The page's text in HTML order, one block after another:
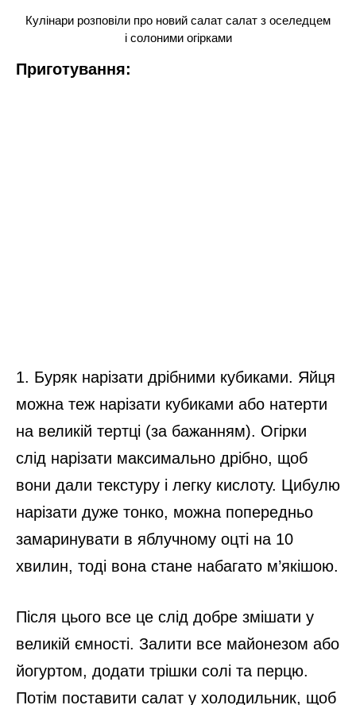
Кулінари розповіли про новий салат салат з оселедцем
і солоними огірками
Приготування:
1. Буряк нарізати дрібними кубиками. Яйця
можна теж нарізати кубиками або натерти
на великій тертці (за бажанням). Огірки
слід нарізати максимально дрібно, щоб
вони дали текстуру і легку кислоту. Цибулю
нарізати дуже тонко, можна попередньо
замаринувати в яблучному оцті на 10
хвилин, тоді вона стане набагато м’якішою.
Після цього все це слід добре змішати у
великій ємності. Залити все майонезом або
йогуртом, додати трішки солі та перцю.
Потім поставити салат у холодильник, щоб